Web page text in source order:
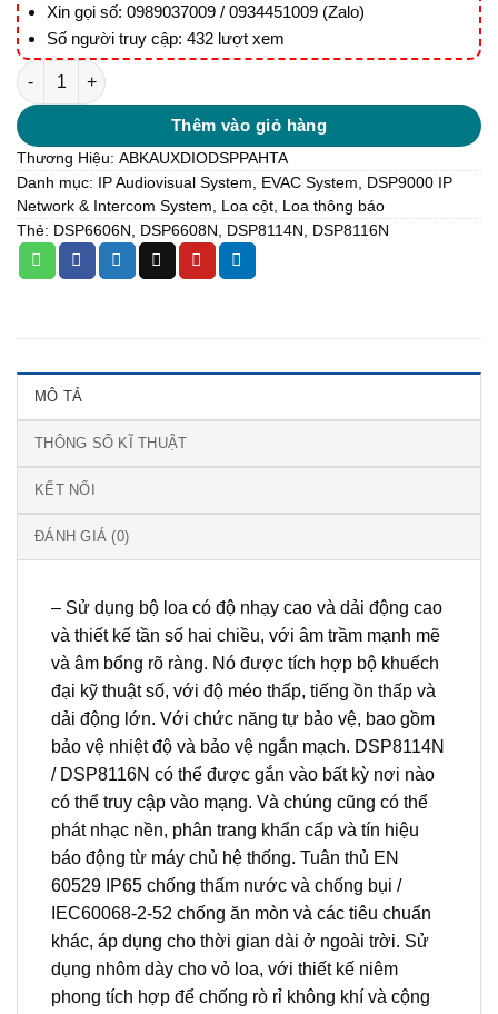
Xin gọi số: 0989037009 / 0934451009 (Zalo)
Số người truy cập: 432 lượt xem
DSP8114N / DSP8116N IP/SIP Network Waterproof Column
Thêm vào giỏ hàng
Thương Hiệu: ABKAUXDIODSPPAHTA
Danh mục:
IP Audiovisual System, EVAC System
DSP9000 IP
Network & Intercom System
Loa cột
Loa thông báo
Thẻ: DSP6606N DSP6608N DSP8114N DSP8116N
MÔ TẢ
THÔNG SỐ KĨ THUẬT
KẾT NỐI
ĐÁNH GIÁ (0)
– Sử dụng bộ loa có độ nhạy cao và dải động cao
và thiết kế tần số hai chiều, với âm trầm mạnh mẽ
và âm bổng rõ ràng. Nó được tích hợp bộ khuếch
đại kỹ thuật số, với độ méo thấp, tiếng ồn thấp và
dải động lớn. Với chức năng tự bảo vệ, bao gồm
bảo vệ nhiệt độ và bảo vệ ngắn mạch. DSP8114N
/ DSP8116N có thể được gắn vào bất kỳ nơi nào
có thể truy cập vào mạng. Và chúng cũng có thể
phát nhạc nền, phân trang khẩn cấp và tín hiệu
báo động từ máy chủ hệ thống. Tuân thủ EN
60529 IP65 chống thấm nước và chống bụi /
IEC60068-2-52 chống ăn mòn và các tiêu chuẩn
khác, áp dụng cho thời gian dài ở ngoài trời. Sử
dụng nhôm dày cho vỏ loa, với thiết kế niêm
phong tích hợp để chống rò rỉ không khí và cộng